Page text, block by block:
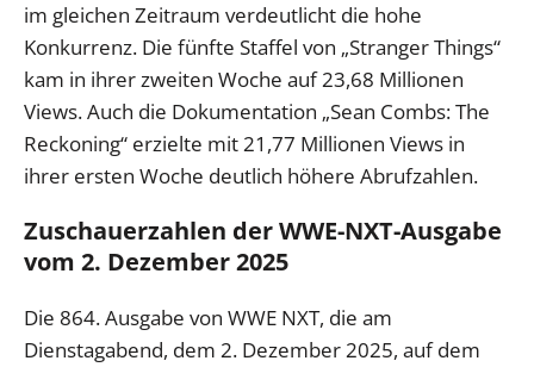
im gleichen Zeitraum verdeutlicht die hohe
Konkurrenz. Die fünfte Staffel von „Stranger Things“
kam in ihrer zweiten Woche auf 23,68 Millionen
Views. Auch die Dokumentation „Sean Combs: The
Reckoning“ erzielte mit 21,77 Millionen Views in
ihrer ersten Woche deutlich höhere Abrufzahlen.
Zuschauerzahlen der WWE-NXT-Ausgabe
vom 2. Dezember 2025
Die 864. Ausgabe von WWE NXT, die am
Dienstagabend, dem 2. Dezember 2025, auf dem